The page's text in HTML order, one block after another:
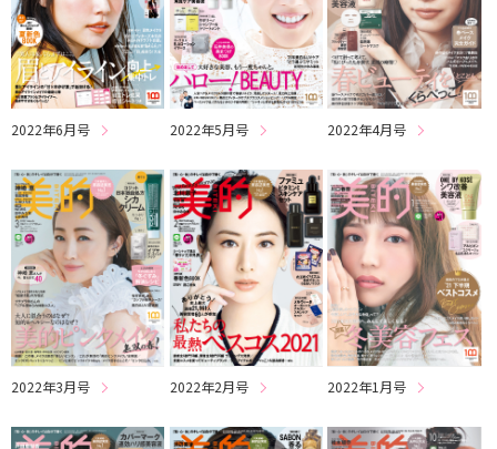
2022年6月号 2022年5月号 2022年4月号
2022年3月号 2022年2月号 2022年1月号